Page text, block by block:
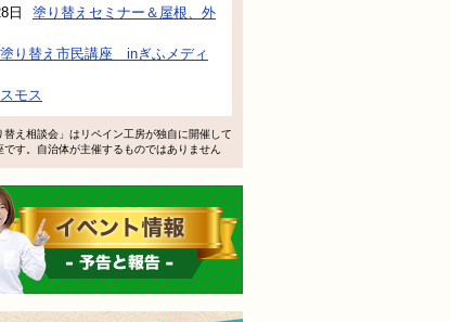
日 塗り替えセミナー＆屋根、外
り替え市民講座 inぎふメディ
モス
え相談会」はリペイン工房が独自に開催して
です。自治体が主催するものではありません
もらえますか？
問い合わせください。
も売り込みは一切いたしません！ ご相談だけのお電話